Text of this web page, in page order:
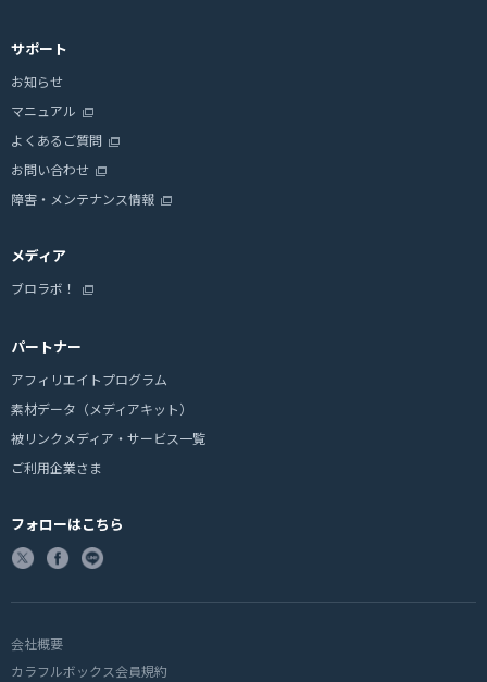
サポート
お知らせ
マニュアル
よくあるご質問
お問い合わせ
障害・メンテナンス情報
メディア
ブロラボ！
パートナー
アフィリエイトプログラム
素材データ（メディアキット）
被リンクメディア・サービス一覧
ご利用企業さま
フォローはこちら
会社概要
カラフルボックス会員規約